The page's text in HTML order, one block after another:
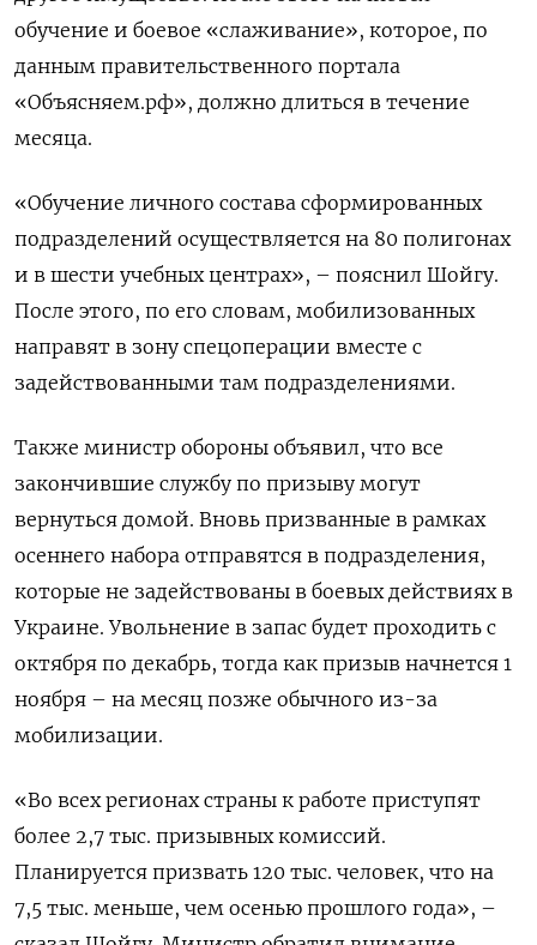
обучение и боевое «слаживание», которое, по
данным правительственного портала
«Объясняем.рф», должно длиться в течение
месяца.
«Обучение личного состава сформированных
подразделений осуществляется на 80 полигонах
и в шести учебных центрах», – пояснил Шойгу.
После этого, по его словам, мобилизованных
направят в зону спецоперации вместе с
задействованными там подразделениями.
Также министр обороны объявил, что все
закончившие службу по призыву могут
вернуться домой. Вновь призванные в рамках
осеннего набора отправятся в подразделения,
которые не задействованы в боевых действиях в
Украине. Увольнение в запас будет проходить с
октября по декабрь, тогда как призыв начнется 1
ноября – на месяц позже обычного из-за
мобилизации.
«Во всех регионах страны к работе приступят
более 2,7 тыс. призывных комиссий.
Планируется призвать 120 тыс. человек, что на
7,5 тыс. меньше, чем осенью прошлого года», –